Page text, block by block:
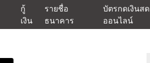
กู้
เงิน
รายชื่อ
ธนาคาร
บัตรกดเงินสด
ออนไลน์